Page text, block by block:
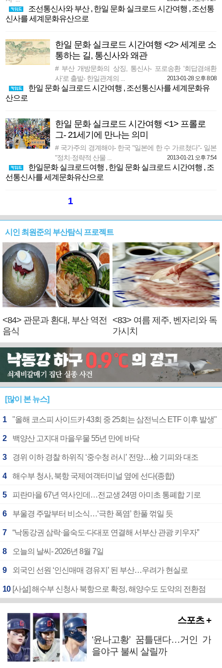
조선통신사와 부산, 한일 문화 실크로드 시간여행 , 조선통
신사를 세계문화유산으로
한일 문화 실크로드 시간여행 <2> 세계로 소
통하는 길, 통신사와 왜관
# 부산 개방문화의 상징, 통신사- 포로송환 '회답겸쇄환
사'로 출발- 한일관계의 ...
2013-01-28 오후 8:08
한일 문화 실크로드 시간여행 , 조선통신사를 세계문화유
산으로
한일 문화 실크로드 시간여행 <1> 프롤로
그- 21세기에 만나는 의미
# 국가주의 경계해야- 한국 "일본에 한 수 가르쳤다"- 일본
"정치·정략적 산물 ...
2013-01-21 오후 7:54
한일문화 실크로드여행 , 한일 문화 실크로드 시간여행 , 조
선통신사를 세계문화유산으로
1
시인 최원준의 부산탐식 프로젝트
<84> 관문과 환대, 부산 역전
음식
<83> 여름 제주, 벤자리와 독
가시치
[많이 본 뉴스]
1 "올해 코스피 사이드카 43회 중 25회는 삼전닉스 ETF 이후 발생"
2 백양산 고지대 마을우물 55년 만에 바닥
3 경위 이하 경찰 하위직 ‘중수청 러시’ 전망…檢 기피와 대조
4 해수부 청사, 북항 국제여객터미널 옆에 선다(종합)
5 피란마을 67년 역사인데…전교생 24명 아미초 통폐합 기로
6 부울경 주말부터 비소식…‘극한 폭염’ 한풀 꺾일 듯
7 “낙동강권 삼락·을숙도·다대포 연결해 서부산 관광 키우자”
8 오늘의 날씨- 2026년 8월 7일
9 외국인 선원 ‘인신매매 경유지’ 된 부산…우려가 현실로
10 [사설] 해수부 신청사 북항으로 확정, 해양수도 도약의 전환점
스포츠 +
‘윤나고황’ 꿈틀댄다…거인 가
을야구 불씨 살릴까